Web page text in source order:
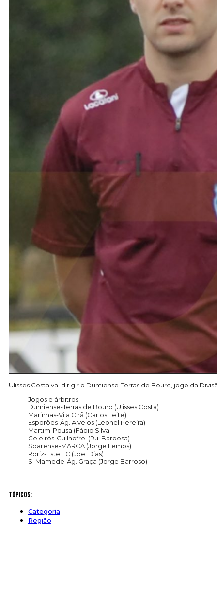
Ulisses Costa vai dirigir o Dumiense-Terras de Bouro, jogo da
Jogos e árbitros
Dumiense-Terras de Bouro (Ulisses Costa)
Marinhas-Vila Chã (Carlos Leite)
Esporões-Ág. Alvelos (Leonel Pereira)
Martim-Pousa (Fábio Silva
Celeirós-Guilhofrei (Rui Barbosa)
Soarense-MARCA (Jorge Lemos)
Roriz-Este FC (Joel Dias)
S. Mamede-Ág. Graça (Jorge Barroso)
Tópicos:
Categoria
Região